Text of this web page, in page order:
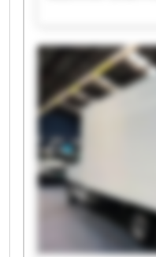
Frank Pelka
Frank Pelka
Maschinen GmbH
Frank Pelka
Maschinen GmbH
Frank Pelka
Maschinen GmbH
Frank Pelka
Maschinen GmbH
Frank Pelka
Maschinen GmbH